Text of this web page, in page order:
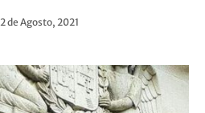
2 de Agosto, 2021